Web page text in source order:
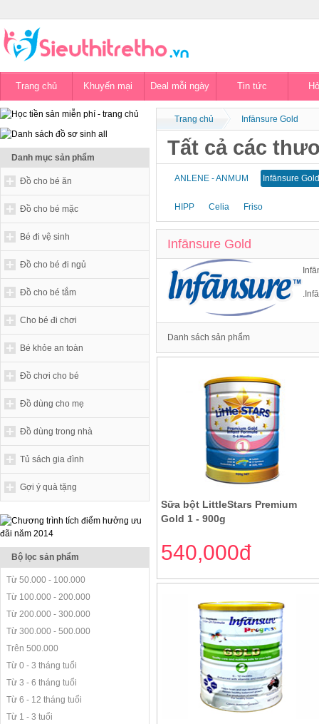
Trang chủ Khuyến mại Deal mỗi ngày Tin tức
Danh mục sản phẩm
Đồ cho bé ăn
Đồ cho bé mặc
Bé đi vệ sinh
Đồ cho bé đi ngủ
Đồ cho bé tắm
Cho bé đi chơi
Bé khỏe an toàn
Đồ chơi cho bé
Đồ dùng cho mẹ
Đồ dùng trong nhà
Tủ sách gia đình
Gợi ý quà tặng
Bộ lọc sản phẩm
Từ 50.000 - 100.000
Từ 100.000 - 200.000
Từ 200.000 - 300.000
Từ 300.000 - 500.000
Trên 500.000
Từ 0 - 3 tháng tuổi
Từ 3 - 6 tháng tuổi
Từ 6 - 12 tháng tuổi
Từ 1 - 3 tuổi
Trang chủ Infānsure Gold
Tất cả các
ANLENE - ANMUM Infānsure Gold
HIPP Celia Friso
Infānsure Gold
Danh sách sản phẩm
Sữa bột LittleStars Premium
Gold 1 - 900g
540,000đ